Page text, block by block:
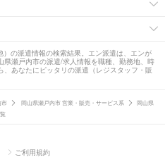
の派遣情報の検索結果。エン派遣は、エンが
瀬戸内市の派遣/求人情報を職種、勤務地、時
あなたにピッタリの派遣（レジスタッフ・販
市 岡山県瀬戸内市 営業・販売・サービス系
岡山県
ご利用規約